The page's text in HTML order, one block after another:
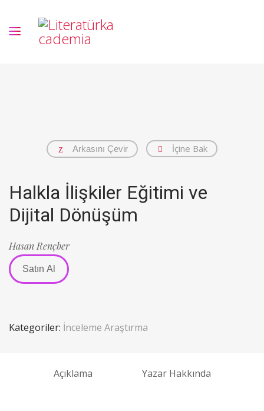
Arkasını Çevir İçine Bak
Halkla İlişkiler Eğitimi ve
Dijital Dönüşüm
Hasan Rençber
Satın Al
Kategoriler: İnceleme Araştırma
Açıklama Yazar Hakkında